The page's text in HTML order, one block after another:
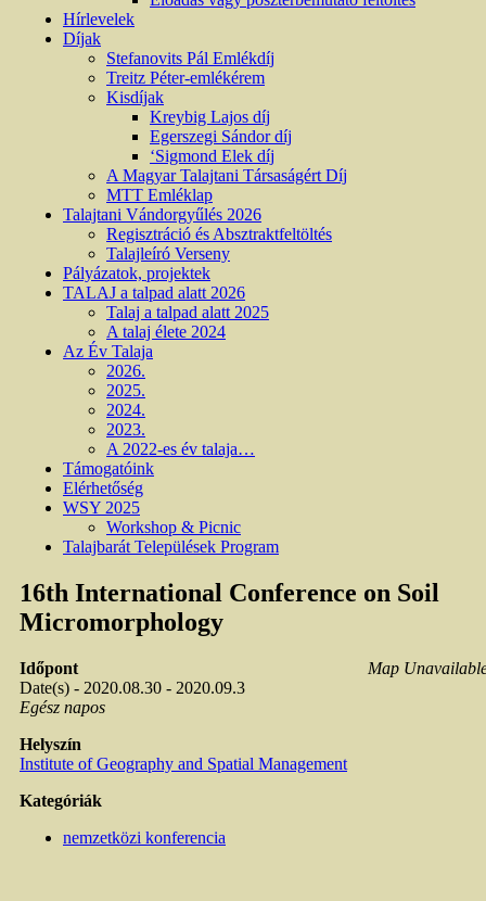
Hírlevelek
Díjak
Stefanovits Pál Emlékdíj
Treitz Péter-emlékérem
Kisdíjak
Kreybig Lajos díj
Egerszegi Sándor díj
‘Sigmond Elek díj
A Magyar Talajtani Társaságért Díj
MTT Emléklap
Talajtani Vándorgyűlés 2026
Regisztráció és Absztraktfeltöltés
Talajleíró Verseny
Pályázatok, projektek
TALAJ a talpad alatt 2026
Talaj a talpad alatt 2025
A talaj élete 2024
Az Év Talaja
2026.
2025.
2024.
2023.
A 2022-es év talaja…
Támogatóink
Elérhetőség
WSY 2025
Workshop & Picnic
Talajbarát Települések Program
16th International Conference on Soil
Micromorphology
Map
Időpont
Date(s) - 2020.08.30 - 2020.09.3
Egész napos
Helyszín
Institute of Geography and Spatial Management
Kategóriák
nemzetközi konferencia